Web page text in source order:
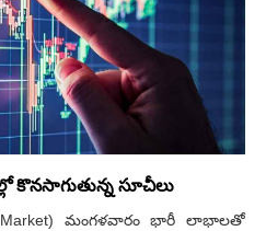
కొనసాగుతున్న సూచీలు
Market) మంగళవారం భారీ లాభాలతో